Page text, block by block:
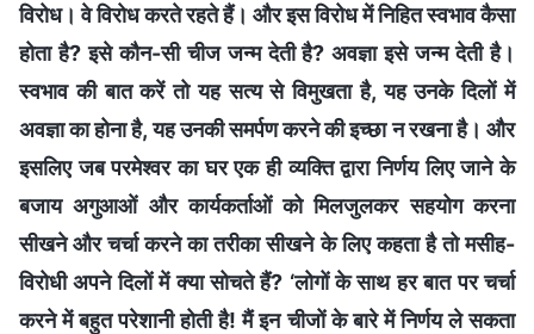
विरोध। वे विरोध करते रहते हैं। और इस विरोध में निहित स्वभाव कैसा
होता है? इसे कौन-सी चीज जन्म देती है? अवज्ञा इसे जन्म देती है।
स्वभाव की बात करें तो यह सत्य से विमुखता है, यह उनके दिलों में
अवज्ञा का होना है, यह उनकी समर्पण करने की इच्छा न रखना है। और
इसलिए जब परमेश्वर का घर एक ही व्यक्ति द्वारा निर्णय लिए जाने के
बजाय अगुआओं और कार्यकर्ताओं को मिलजुलकर सहयोग करना
सीखने और चर्चा करने का तरीका सीखने के लिए कहता है तो मसीह-
विरोधी अपने दिलों में क्या सोचते हैं? ‘लोगों के साथ हर बात पर चर्चा
करने में बहुत परेशानी होती है! मैं इन चीजों के बारे में निर्णय ले सकता